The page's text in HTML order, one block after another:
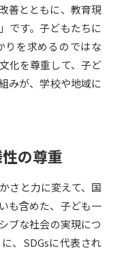
イブ
資料検索
ジュールを立てよう
ル全国一斉進学調査
善とともに、教育現
です。子どもたちに
りを求めるのではな
化を尊重して、子ど
みが、学校や地域に
の尊重
さと力に変えて、国
も含めた、子ども一
ブな社会の実現につ
、SDGsに代表され